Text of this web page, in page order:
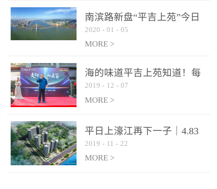
南滨路新盘“平吉上苑”今日
开盘，７字头起价！120套
88-129㎡三房房源推出
2020 - 01 - 05
MORE >
海的味道平吉上苑知道！每
个房间都能看海的样板间开
放了！
2019 - 12 - 07
MORE >
平日上濠江再下一子｜4.83
亿竞得茂洲岩73亩地块！
2019 - 11 - 22
MORE >